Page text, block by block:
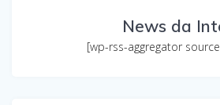
News da
[wp-rss-aggregator